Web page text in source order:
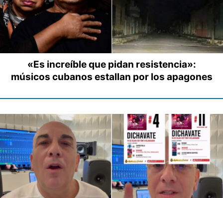
«Es increíble que pidan resistencia»:
músicos cubanos estallan por los apagones